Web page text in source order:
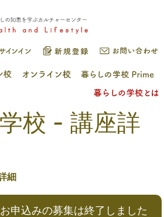
校 - 講座詳
細
お申込みの募集は終了しました